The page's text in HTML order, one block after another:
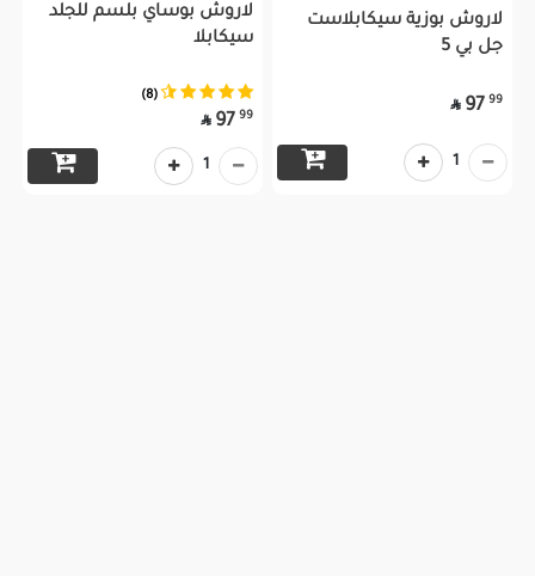
لاروش بوزية سيكابلاست
جل بي 5
99
97

1
لاروش بوساي بلسم للجلد
سيكابلا
(8)
99
97

1